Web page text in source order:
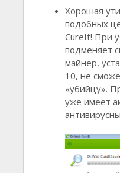
Хорошая
подобных
CureIt! При
подменяет
майнер,
10, не
«убийцу».
уже имеет